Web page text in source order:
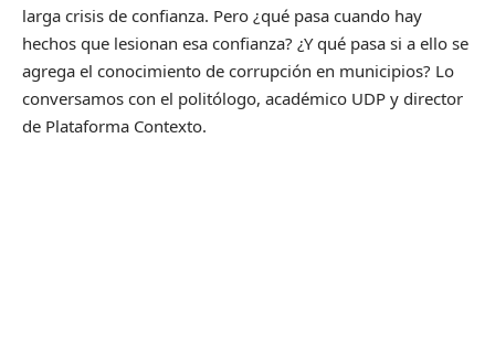
larga crisis de confianza. Pero ¿qué pasa cuando hay
hechos que lesionan esa confianza? ¿Y qué pasa si a ello se
agrega el conocimiento de corrupción en municipios? Lo
conversamos con el politólogo, académico UDP y director
de Plataforma Contexto.